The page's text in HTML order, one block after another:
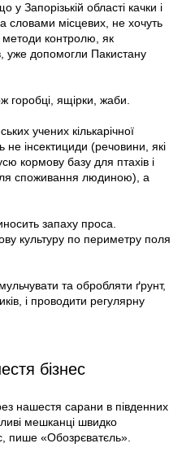
Запорізькій області качки і
словами місцевих, не хочуть
методи контролю, як
уже допомогли Пакистану
горобці, ящірки, жаби.
учених кількарічної
інсектициди (речовини, які
кормову базу для птахів і
споживання людиною), а
запаху проса.
культуру по периметру поля
та обробляти ґрунт,
і проводити регулярну
бізнес
нашестя сарани в південних
мешканці швидко
пише «Обозрєватєль».